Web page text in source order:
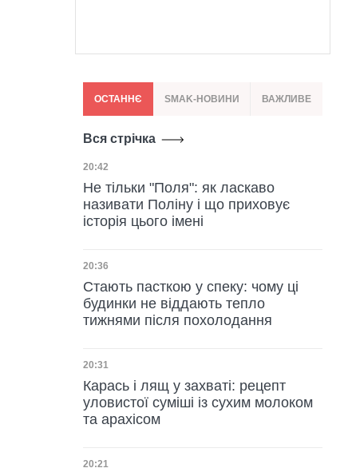
ОСТАННЄ SMAK-НОВИНИ ВАЖЛИВЕ
Вся стрічка
Дата публікації
20:42
Не тільки "Поля": як ласкаво
називати Поліну і що приховує
історія цього імені
Дата публікації
20:36
Стають пасткою у спеку: чому ці
будинки не віддають тепло
тижнями після похолодання
Дата публікації
20:31
Карась і лящ у захваті: рецепт
уловистої суміші із сухим молоком
та арахісом
Дата публікації
20:21